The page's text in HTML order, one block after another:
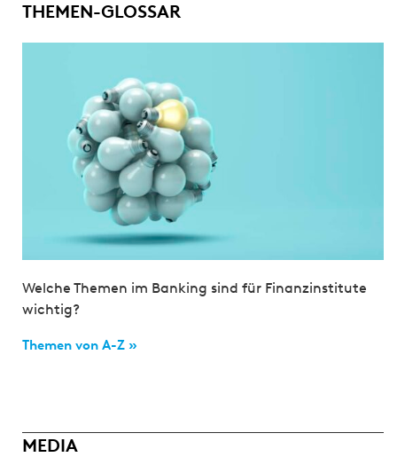
THEMEN-GLOSSAR
Welche Themen im Banking sind für Finanzinstitute
wichtig?
Themen von A-Z »
MEDIA